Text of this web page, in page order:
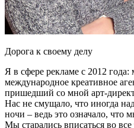
Дорога к своему делу
Я в сфере рекламе с 2012 года:
международное креативное
пришедший со мной арт-
Нас не смущало, что иногда
ночи – ведь это означало, что
Мы старались вписаться во все